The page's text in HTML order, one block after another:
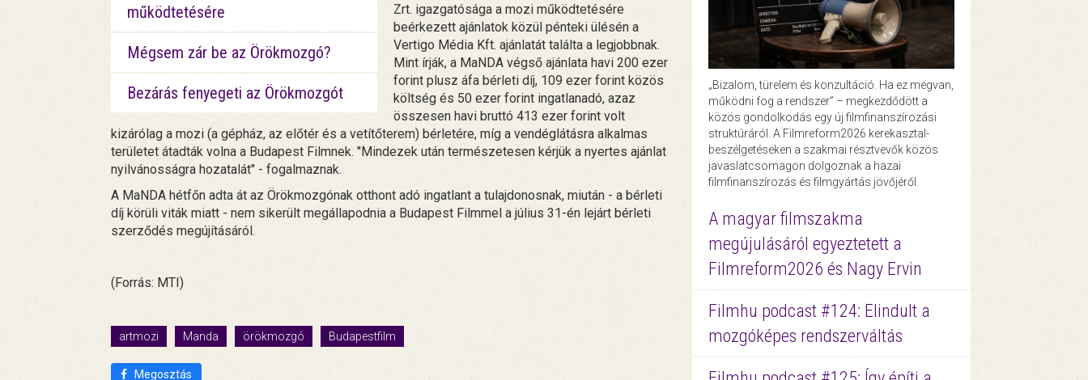
működtetésére
Mégsem zár be az Örökmozgó?
Bezárás fenyegeti az Örökmozgót
Zrt. igazgatósága a mozi működtetésére
beérkezett ajánlatok közül pénteki ülésén a
Vertigo Média Kft. ajánlatát találta a legjobbnak.
Mint írják, a MaNDA végső ajánlata havi 200 ezer
forint plusz áfa bérleti díj, 109 ezer forint közös
költség és 50 ezer forint ingatlanadó, azaz
összesen havi bruttó 413 ezer forint volt
kizárólag a mozi (a gépház, az előtér és a vetítőterem) bérletére, míg a vendéglátásra alkalmas
területet átadták volna a Budapest Filmnek. "Mindezek után természetesen kérjük a nyertes ajánlat
nyilvánosságra hozatalát" - fogalmaznak.
A MaNDA hétfőn adta át az Örökmozgónak otthont adó ingatlant a tulajdonosnak, miután - a bérleti
díj körüli viták miatt - nem sikerült megállapodnia a Budapest Filmmel a július 31-én lejárt bérleti
szerződés megújításáról.
(Forrás: MTI)
artmozi Manda örökmozgó Budapestfilm
Megosztás
„Bizalom, türelem és konzultáció. Ha ez megvan,
működni fog a rendszer” – megkezdődött a
közös gondolkodás egy új filmfinanszírozási
struktúráról. A Filmreform2026 kerekasztal-
beszélgetéseken a szakmai résztvevők közös
javaslatcsomagon dolgoznak a hazai
filmfinanszírozás és filmgyártás jövőjéről.
A magyar filmszakma
megújulásáról egyeztetett a
Filmreform2026 és Nagy Ervin
Filmhu podcast #124: Elindult a
mozgóképes rendszerváltás